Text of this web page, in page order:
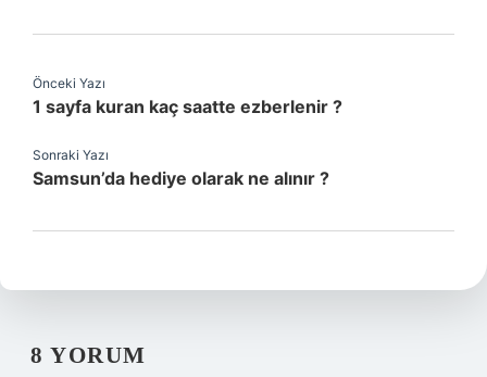
Önceki Yazı
1 sayfa kuran kaç saatte ezberlenir ?
Sonraki Yazı
Samsun’da hediye olarak ne alınır ?
8 YORUM